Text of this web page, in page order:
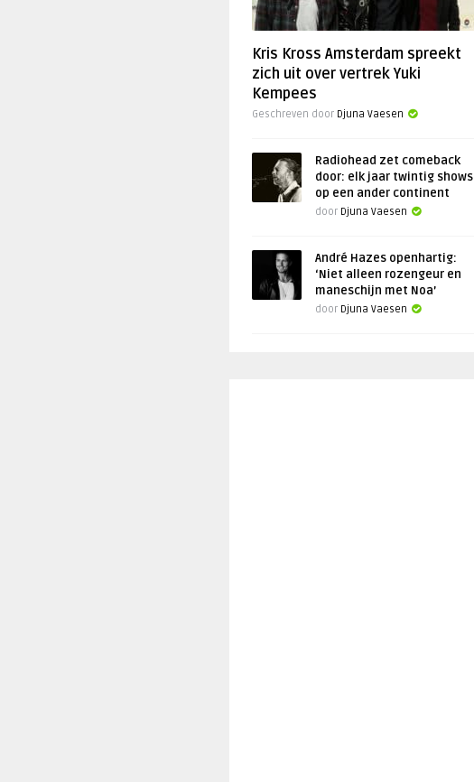
Kris Kross Amsterdam spreekt
zich uit over vertrek Yuki
Kempees
Geschreven door Djuna Vaesen
Radiohead zet comeback
door: elk jaar twintig shows
op een ander continent
door Djuna Vaesen
André Hazes openhartig:
‘Niet alleen rozengeur en
maneschijn met Noa’
door Djuna Vaesen